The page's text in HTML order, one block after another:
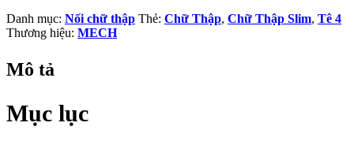
Danh mục: Nối chữ thập Thẻ: Chữ Thập, Chữ Thập Slim, Tê 4
Thương hiệu: MECH
Mô tả
Mục lục